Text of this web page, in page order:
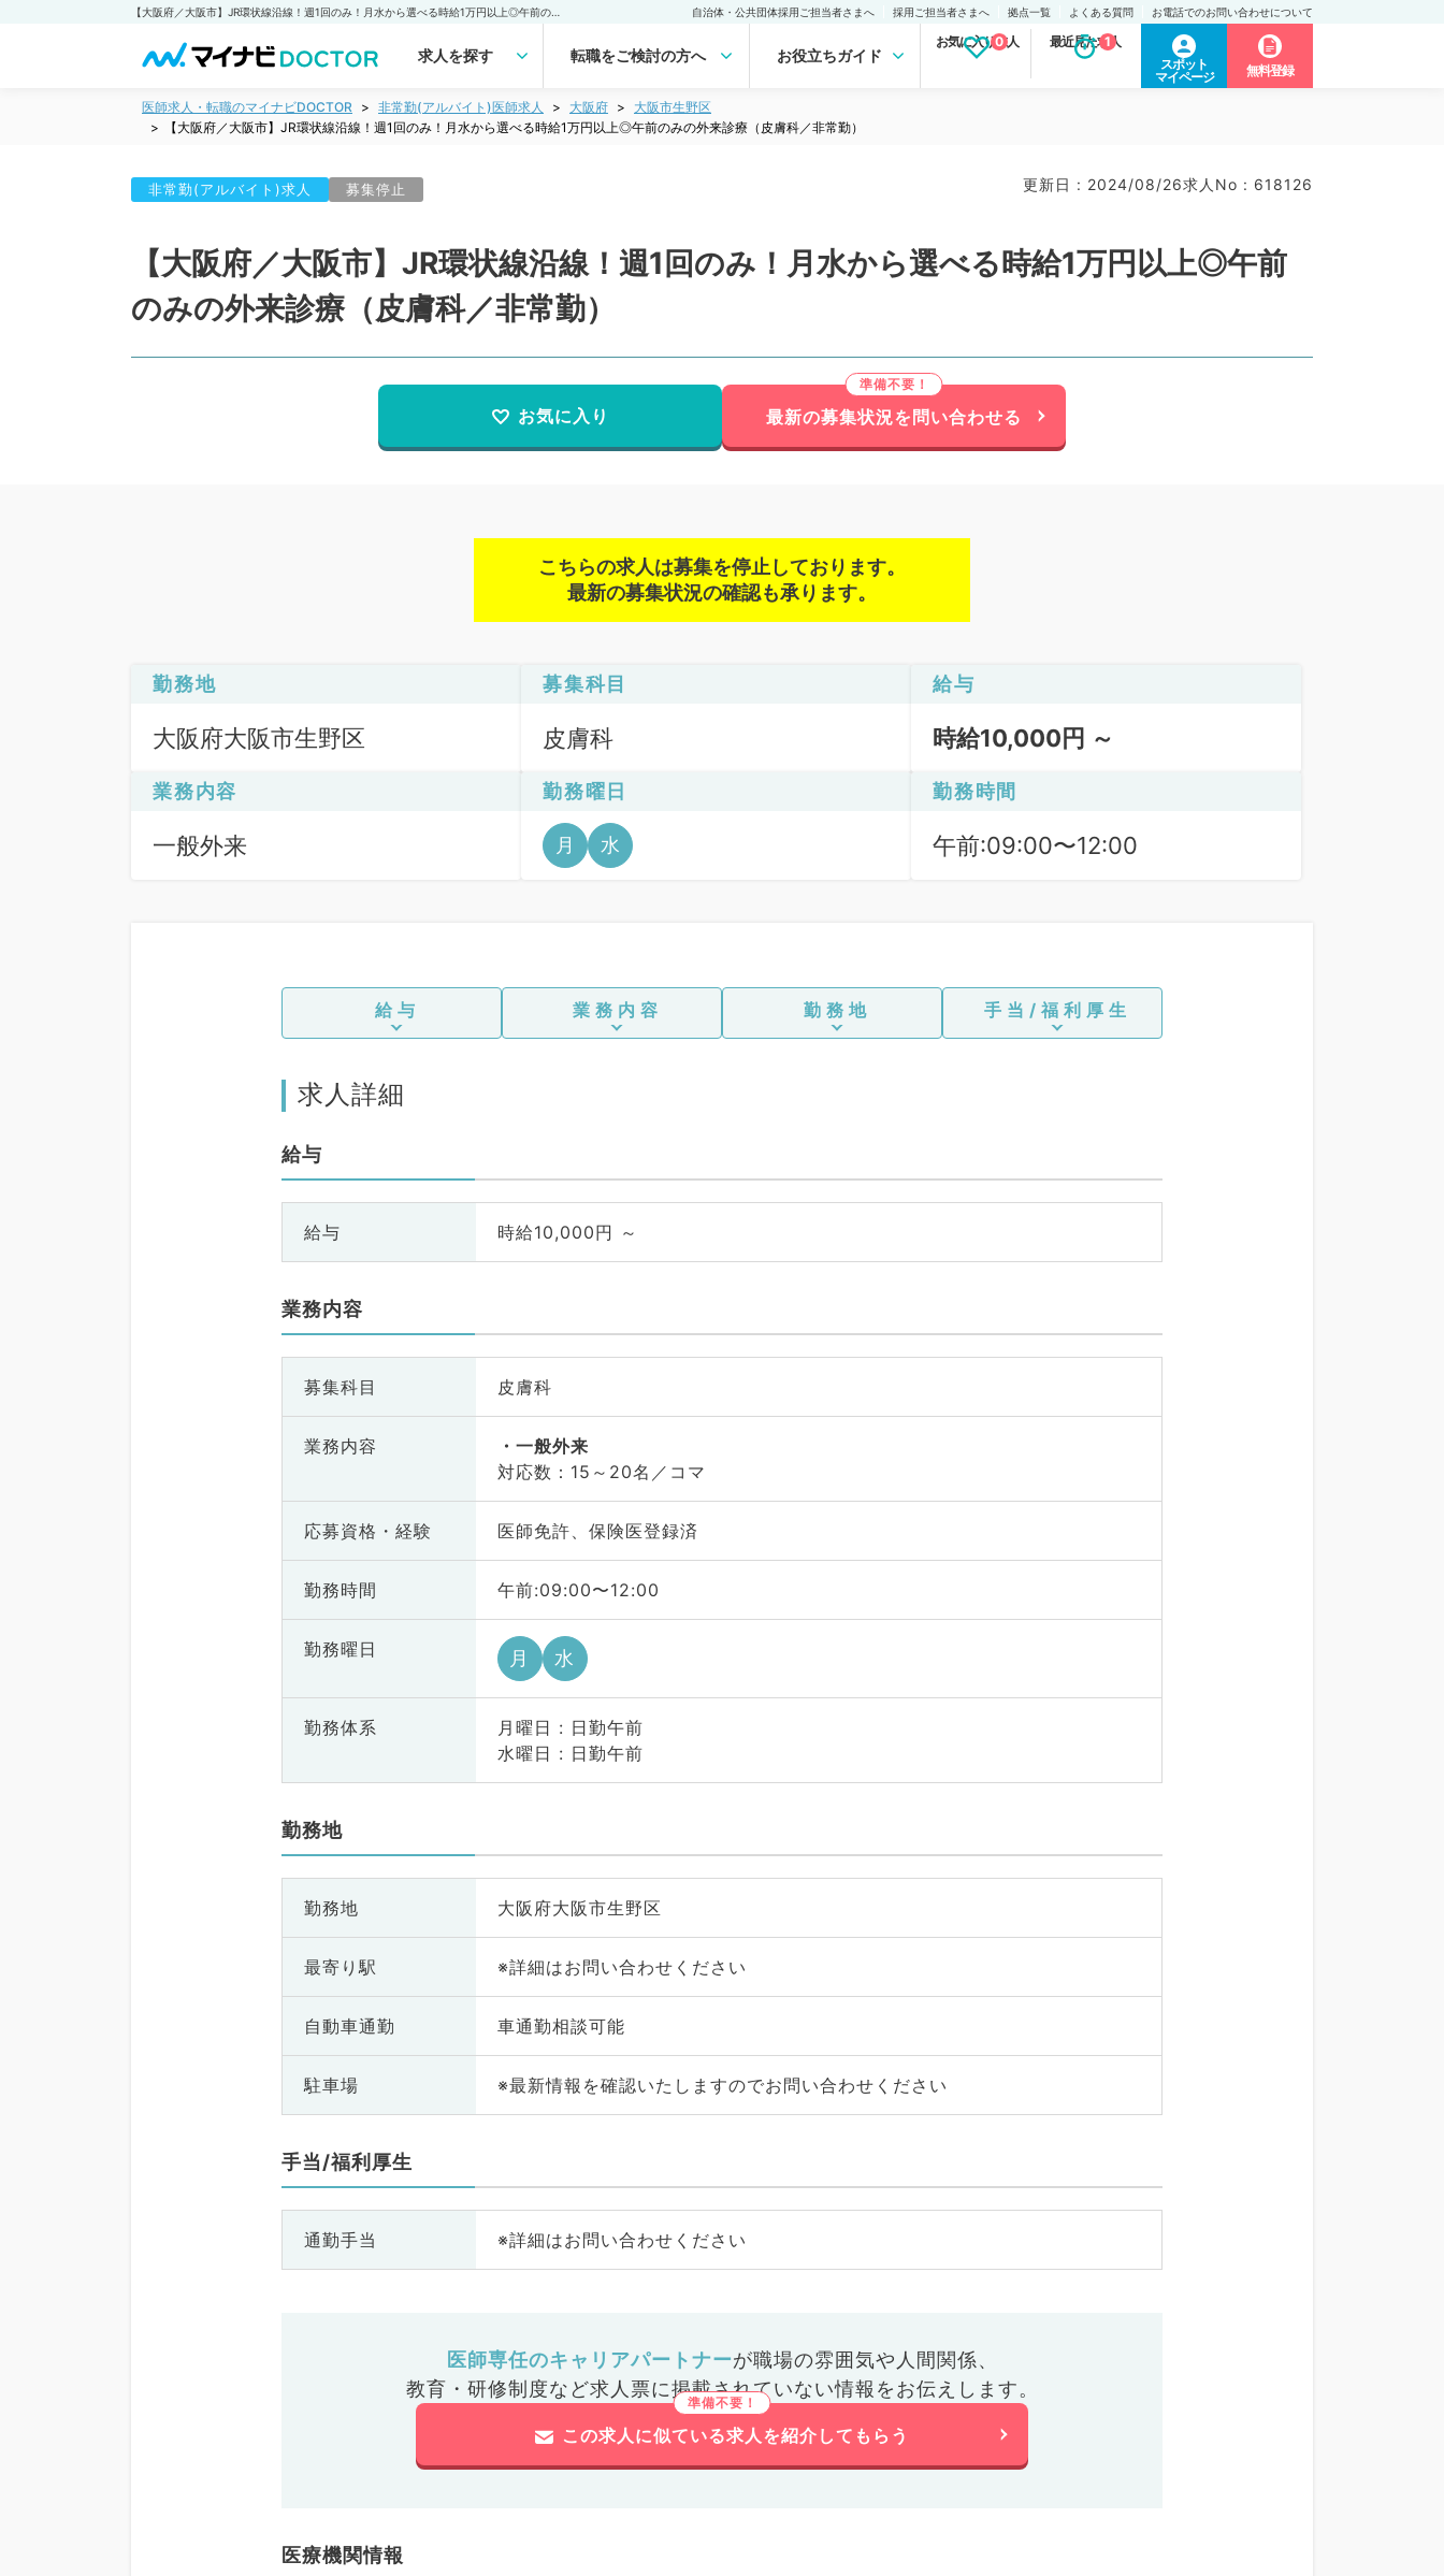
自治体・公共団体採用ご担当者さまへ 採用ご担当者さまへ 拠点一覧 よくある質問 お電話でのお問い合わせについて
求人を探す 転職をご検討の方へ お役立ちガイド
お気に入り求人
0 最近見た求人
1
スポット
マイページ
無料登録
医師求人・転職のマイナビDOCTOR 非常勤(アルバイト)医師求人 大阪府
大阪市生野区
【大阪府／大阪市】JR環状線沿線！週1回のみ！月水から選べる時給1万円以上◎午前のみの外来診療（皮膚科／非常勤）
非常勤(アルバイト)求人 募集停止 更新日 : 2024/08/26求人No : 618126
【大阪府／大阪市】JR環状線沿線！週1回のみ！月水から選べる時給1万円以上◎午前
のみの外来診療（皮膚科／非常勤）
お気に入り 最新の募集状況を問い合わせる
こちらの求人は募集を停止しております。
最新の募集状況の確認も承ります。
勤務地
大阪府大阪市生野区
募集科目
皮膚科
給与
時給10,000円 ～
業務内容
一般外来
勤務曜日
月 水
勤務時間
午前:09:00〜12:00
給与 業務内容 勤務地 手当/福利厚生
求人詳細
給与
給与 時給10,000円 ～
業務内容
募集科目 皮膚科
業務内容
一般外来
対応数：15～20名／コマ
応募資格・ 経験 医師免許、保険医登録済
勤務時間 午前:09:00〜12:00
勤務曜日 月 水
勤務体系
月曜日 : 日勤午前
水曜日 : 日勤午前
勤務地
勤務地 大阪府大阪市生野区
最寄り駅 ※詳細はお問い合わせください
自動車通勤 車通勤相談可能
駐車場 ※最新情報を確認いたしますのでお問い合わせください
手当/福利厚生
通勤手当 ※詳細はお問い合わせください
医師専任のキャリアパートナーが職場の雰囲気や人間関係、
教育・研修制度など求人票に掲載されていない情報をお伝えします。
この求人に似ている求人を紹介してもらう
医療機関情報